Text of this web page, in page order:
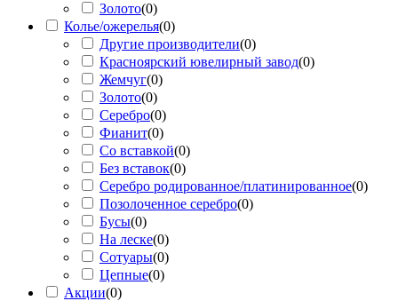
Золото(0)
Колье/ожерелья(0)
Другие производители(0)
Красноярский ювелирный завод(0)
Жемчуг(0)
Золото(0)
Серебро(0)
Фианит(0)
Со вставкой(0)
Без вставок(0)
Серебро родированное/платинированное(0)
Позолоченное серебро(0)
Бусы(0)
На леске(0)
Сотуары(0)
Цепные(0)
Акции(0)